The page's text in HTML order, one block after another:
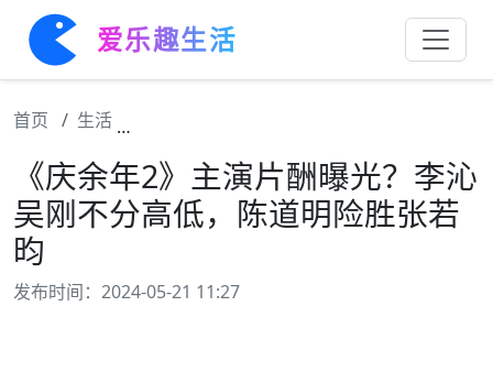
爱乐趣生活
首页 生活
《庆余年2》主演片酬曝光？李沁
吴刚不分高低，陈道明险胜张若
昀
发布时间：2024-05-21 11:27